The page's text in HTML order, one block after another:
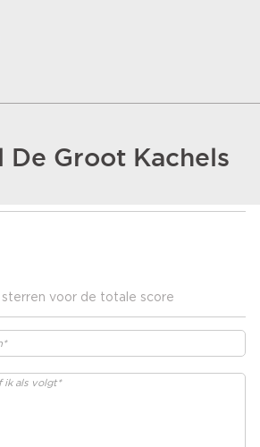
De Groot Kachels
voor de totale score